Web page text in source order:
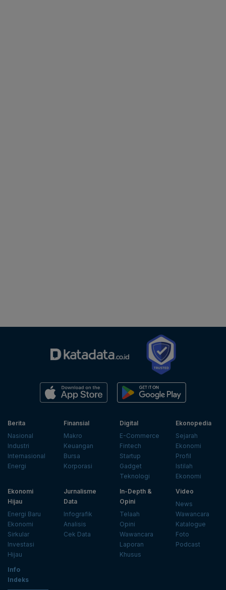
Berita
Nasional
Industri
Internasional
Energi
Finansial
Makro
Keuangan
Bursa
Korporasi
Digital
E-Commerce
Fintech
Startup
Gadget
Teknologi
Ekonopedia
Sejarah
Ekonomi
Profil
Istilah
Ekonomi
Ekonomi
Hijau
Energi Baru
Ekonomi
Sirkular
Investasi
Hijau
Jurnalisme
Data
Infografik
Analisis
Cek Data
In-Depth &
Opini
Telaah
Opini
Wawancara
Laporan
Khusus
Video
News
Wawancara
Katalogue
Foto
Podcast
Info
Indeks